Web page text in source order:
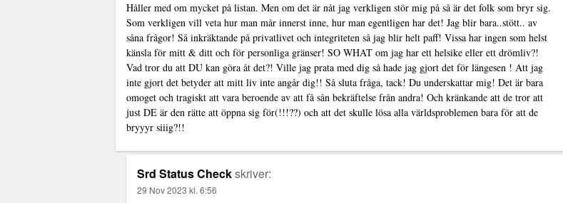
Håller med om mycket på listan. Men om det är nåt jag verkligen stör mig på så är det folk som bryr sig.
Som verkligen vill veta hur man mår innerst inne, hur man egentligen har det! Jag blir bara..stött.. av
såna frågor! Så inkräktande på privatlivet och integriteten så jag blir helt paff! Vissa har ingen som helst
känsla för mitt & ditt och för personliga gränser! SO WHAT om jag har ett helsike eller ett drömliv?!
Vad tror du att DU kan göra åt det?! Ville jag prata med dig så hade jag gjort det för längesen ! Att jag
inte gjort det betyder att mitt liv inte angår dig!! Så sluta fråga, tack! Du underskattar mig! Det är bara
omoget och tragiskt att vara beroende av att få sån bekräftelse från andra! Och kränkande att de tror att
just DE är den rätte att öppna sig för(!!!??) och att det skulle lösa alla världsproblemen bara för att de
bryyyr siiig?!!
Srd Status Checkskriver:
29 Nov 2023 kl. 6:56